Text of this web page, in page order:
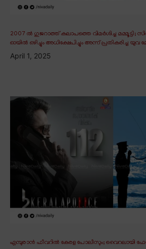
2007 ൽ ഗുജറാത്ത് കലാപത്തെ വിമർശിച്ച മമ്മൂട്ടി;
ഓയിൽ ഒഴിച്ചും അധിക്ഷേപിച്ചും അന്ന് പ്രതികരിച്ച യുവ
April 1, 2025
എമ്പുരാൻ ഫീവറിൽ കേരള പോലീസും; വൈറലായി